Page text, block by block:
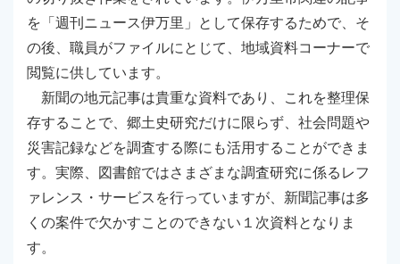
を「週刊ニュース伊万里」として保存するためで、そ
の後、職員がファイルにとじて、地域資料コーナーで
閲覧に供しています。
新聞の地元記事は貴重な資料であり、これを整理保
存することで、郷土史研究だけに限らず、社会問題や
災害記録などを調査する際にも活用することができま
す。実際、図書館ではさまざまな調査研究に係るレフ
ァレンス・サービスを行っていますが、新聞記事は多
くの案件で欠かすことのできない１次資料となりま
す。